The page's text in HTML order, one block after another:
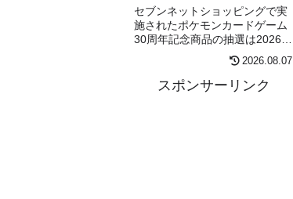
当選の流れを完全まとめ
セブンネットショッピングで実
施されたポケモンカードゲーム
30周年記念商品の抽選は2026年
7月15日に受付終了。応募条
件、当選確認時の注意点、
「30th CELEBRATION」の発売
日などを公式情報をもとに整理
2026.08.07
スポンサーリンク